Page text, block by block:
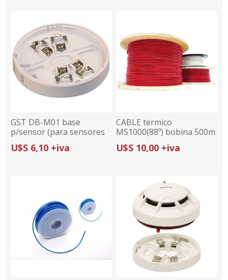
GST DB-M01 base
p/sensor (para sensores
UL) series DC-M y DI-M
U$S 6,10 +iva
CABLE termico
MS1000(88º) bobina 500m
U$S 10,00 +iva